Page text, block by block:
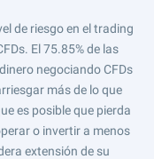
de riesgo en el trading
El 75.85% de las
negociando CFDs
más de lo que
es posible que pierda
o invertir a menos
extensión de su